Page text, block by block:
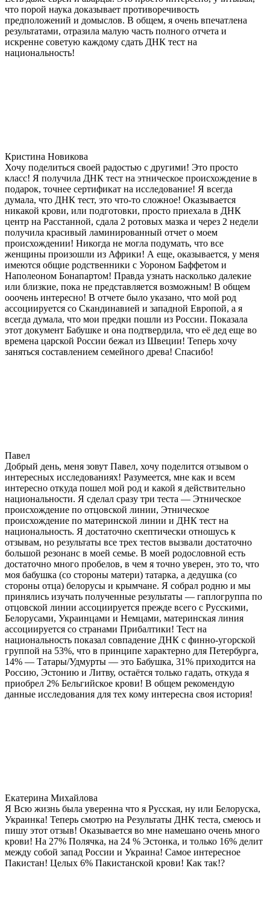
что порой наука доказывает противоречивость
предположений и домыслов. В общем, я очень впечатлена
результатами, отразила малую часть полного отчета и
искренне советую каждому сдать ДНК тест на
национальность!
Кристина Новикова
Хочу поделиться своей радостью с другими! Это просто
класс! Я получила ДНК тест на этническое происхождение в
подарок, точнее сертификат на исследование! Я всегда
думала, что ДНК тест, это что-то сложное! Оказывается
никакой крови, или подготовки, просто приехала в ДНК
центр на Расстанной, сдала 2 ротовых мазка и через 2 недели
получила красивый ламинированный отчет о моем
происхождении! Никогда не могла подумать, что все
женщины произошли из Африки! А еще, оказывается, у меня
имеются общие родственники с Уороном Баффетом и
Наполеоном Бонапартом! Правда узнать насколько далекие
или близкие, пока не представляется возможным! В общем
ооочень интересно! В отчете было указано, что мой род
ассоциируется со Скандинавией и западной Европой, а я
всегда думала, что мои предки пошли из России. Показала
этот документ Бабушке и она подтвердила, что её дед еще во
времена царской России бежал из Швеции! Теперь хочу
заняться составлением семейного древа! Спасибо!
Павел
Добрый день, меня зовут Павел, хочу поделится отзывом о
интересных исследованиях! Разумеется, мне как и всем
интересно откуда пошел мой род и какой я действительно
национальности. Я сделал сразу три теста — Этническое
происхождение по отцовской линии, Этническое
происхождение по материнской линии и ДНК тест на
национальность. Я достаточно скептически отношусь к
отзывам, но результаты все трех тестов вызвали достаточно
большой резонанс в моей семье. В моей родословной есть
достаточно много пробелов, в чем я точно уверен, это то, что
моя бабушка (со стороны матери) татарка, а дедушка (со
стороны отца) белорусы и крымчане. Я собрал родню и мы
принялись изучать полученные результаты — гаплогруппа по
отцовской линии ассоциируется прежде всего с Русскими,
Белорусами, Украинцами и Немцами, материнская линия
ассоциируется со странами Прибалтики! Тест на
национальность показал совпадение ДНК с финно-угорской
группой на 53%, что в принципе характерно для Петербурга,
14% — Татары/Удмурты — это Бабушка, 31% приходится на
Россию, Эстонию и Литву, остаётся только гадать, откуда я
приобрел 2% Бельгийское крови! В общем рекомендую
данные исследования для тех кому интересна своя история!
Екатерина Михайлова
Я Всю жизнь была уверенна что я Русская, ну или Белоруска,
Украинка! Теперь смотрю на Результаты ДНК теста, смеюсь и
пишу этот отзыв! Оказывается во мне намешано очень много
крови! На 27% Полячка, на 24 % Эстонка, и только 16% делит
между собой запад России и Украина! Самое интересное
Пакистан! Целых 6% Пакистанской крови! Как так!?